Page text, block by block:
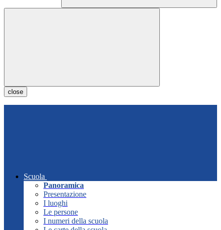
close
Scuola
Panoramica
Presentazione
I luoghi
Le persone
I numeri della scuola